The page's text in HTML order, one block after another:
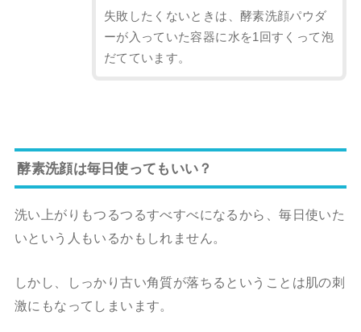
失敗したくないときは、酵素洗顔パウダ
ーが入っていた容器に水を1回すくって泡
だてています。
酵素洗顔は毎日使ってもいい？
洗い上がりもつるつるすべすべになるから、毎日使いた
いという人もいるかもしれません。
しかし、しっかり古い角質が落ちるということは肌の刺
激にもなってしまいます。